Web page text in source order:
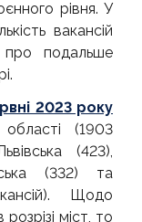
рівня. У
вакансій
подальше
2023 року
(1903
(423),
(332) та
Щодо
міст, то